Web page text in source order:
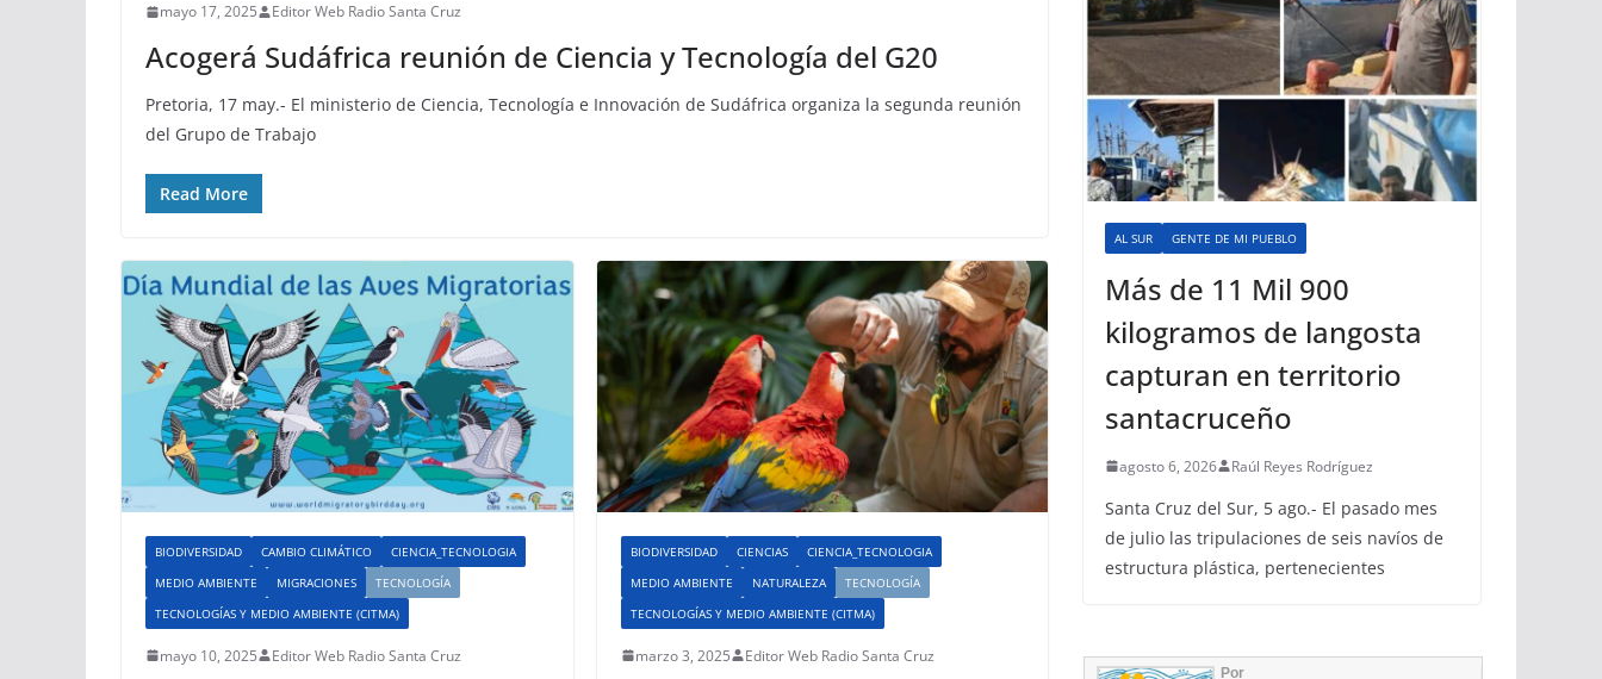
mayo 17, 2025 Editor Web Radio Santa Cruz
Acogerá Sudáfrica reunión de Ciencia y Tecnología del G20
Pretoria, 17 may.- El ministerio de Ciencia, Tecnología e Innovación de Sudáfrica organiza la segunda reunión
del Grupo de Trabajo
Read More
BIODIVERSIDAD CAMBIO CLIMÁTICO
CIENCIA_TECNOLOGIA
MEDIO AMBIENTE
MIGRACIONES
TECNOLOGÍA
TECNOLOGÍAS Y MEDIO AMBIENTE (CITMA)
mayo 10, 2025 Editor Web Radio Santa Cruz
BIODIVERSIDAD CIENCIAS
CIENCIA_TECNOLOGIA
MEDIO AMBIENTE
NATURALEZA
TECNOLOGÍA
TECNOLOGÍAS Y MEDIO AMBIENTE (CITMA)
marzo 3, 2025 Editor Web Radio Santa Cruz
AL SUR GENTE DE MI PUEBLO
Más de 11 Mil 900
kilogramos de langosta
capturan en territorio
santacruceño
agosto 6, 2026 Raúl Reyes Rodríguez
Santa Cruz del Sur, 5 ago.- El pasado mes
de julio las tripulaciones de seis navíos de
estructura plástica, pertenecientes